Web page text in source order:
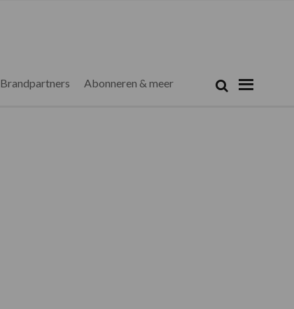
Brandpartners Abonneren & meer Zoek